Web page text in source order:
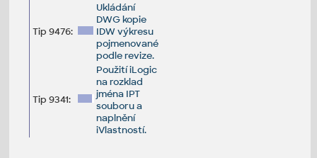
Tip 9476:
Ukládání
DWG kopie
IDW výkresu
pojmenované
podle revize.
Tip 9341:
Použití iLogic
na rozklad
jména IPT
souboru a
naplnění
iVlastností.